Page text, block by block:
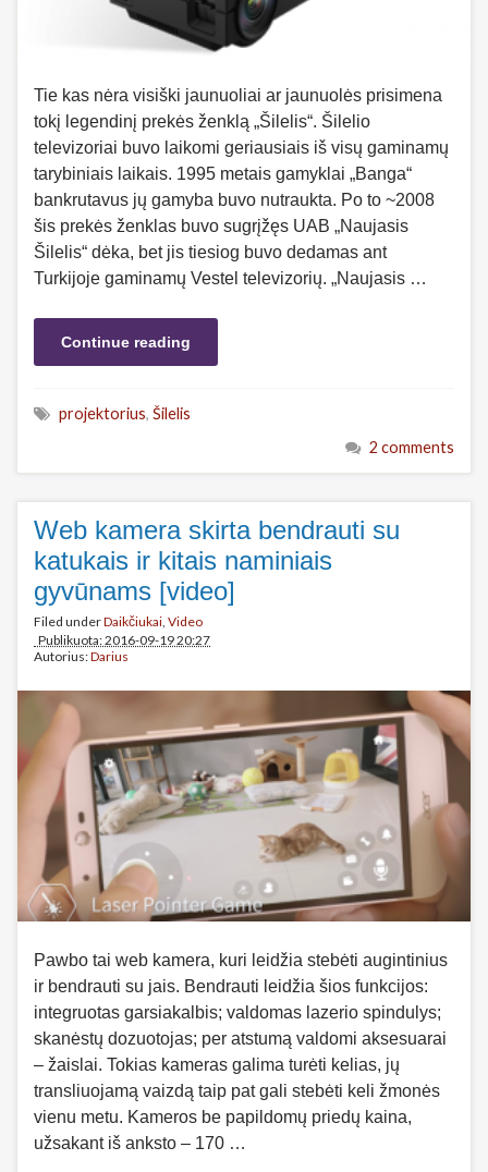
Tie kas nėra visiški jaunuoliai ar jaunuolės prisimena
tokį legendinį prekės ženklą „Šilelis“. Šilelio
televizoriai buvo laikomi geriausiais iš visų gaminamų
tarybiniais laikais. 1995 metais gamyklai „Banga“
bankrutavus jų gamyba buvo nutraukta. Po to ~2008
šis prekės ženklas buvo sugrįžęs UAB „Naujasis
Šilelis“ dėka, bet jis tiesiog buvo dedamas ant
Turkijoje gaminamų Vestel televizorių. „Naujasis …
Continue reading
projektorius, Šilelis
2 comments
Web kamera skirta bendrauti su
katukais ir kitais naminiais
gyvūnams [video]
Filed underDaikčiukai Video
Publikuota: 2016-09-19 20:27
Autorius:Darius
Pawbo tai web kamera, kuri leidžia stebėti augintinius
ir bendrauti su jais. Bendrauti leidžia šios funkcijos:
integruotas garsiakalbis; valdomas lazerio spindulys;
skanėstų dozuotojas; per atstumą valdomi aksesuarai
– žaislai. Tokias kameras galima turėti kelias, jų
transliuojamą vaizdą taip pat gali stebėti keli žmonės
vienu metu. Kameros be papildomų priedų kaina,
užsakant iš anksto – 170 …